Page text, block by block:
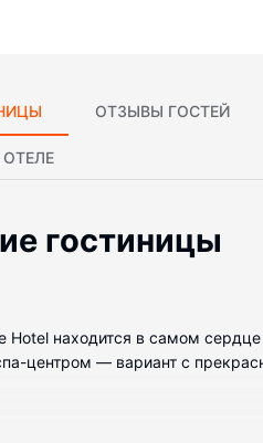
ОТЗЫВЫ ГОСТЕЙ
гостиницы
Hotel находится в самом
центром — вариант с